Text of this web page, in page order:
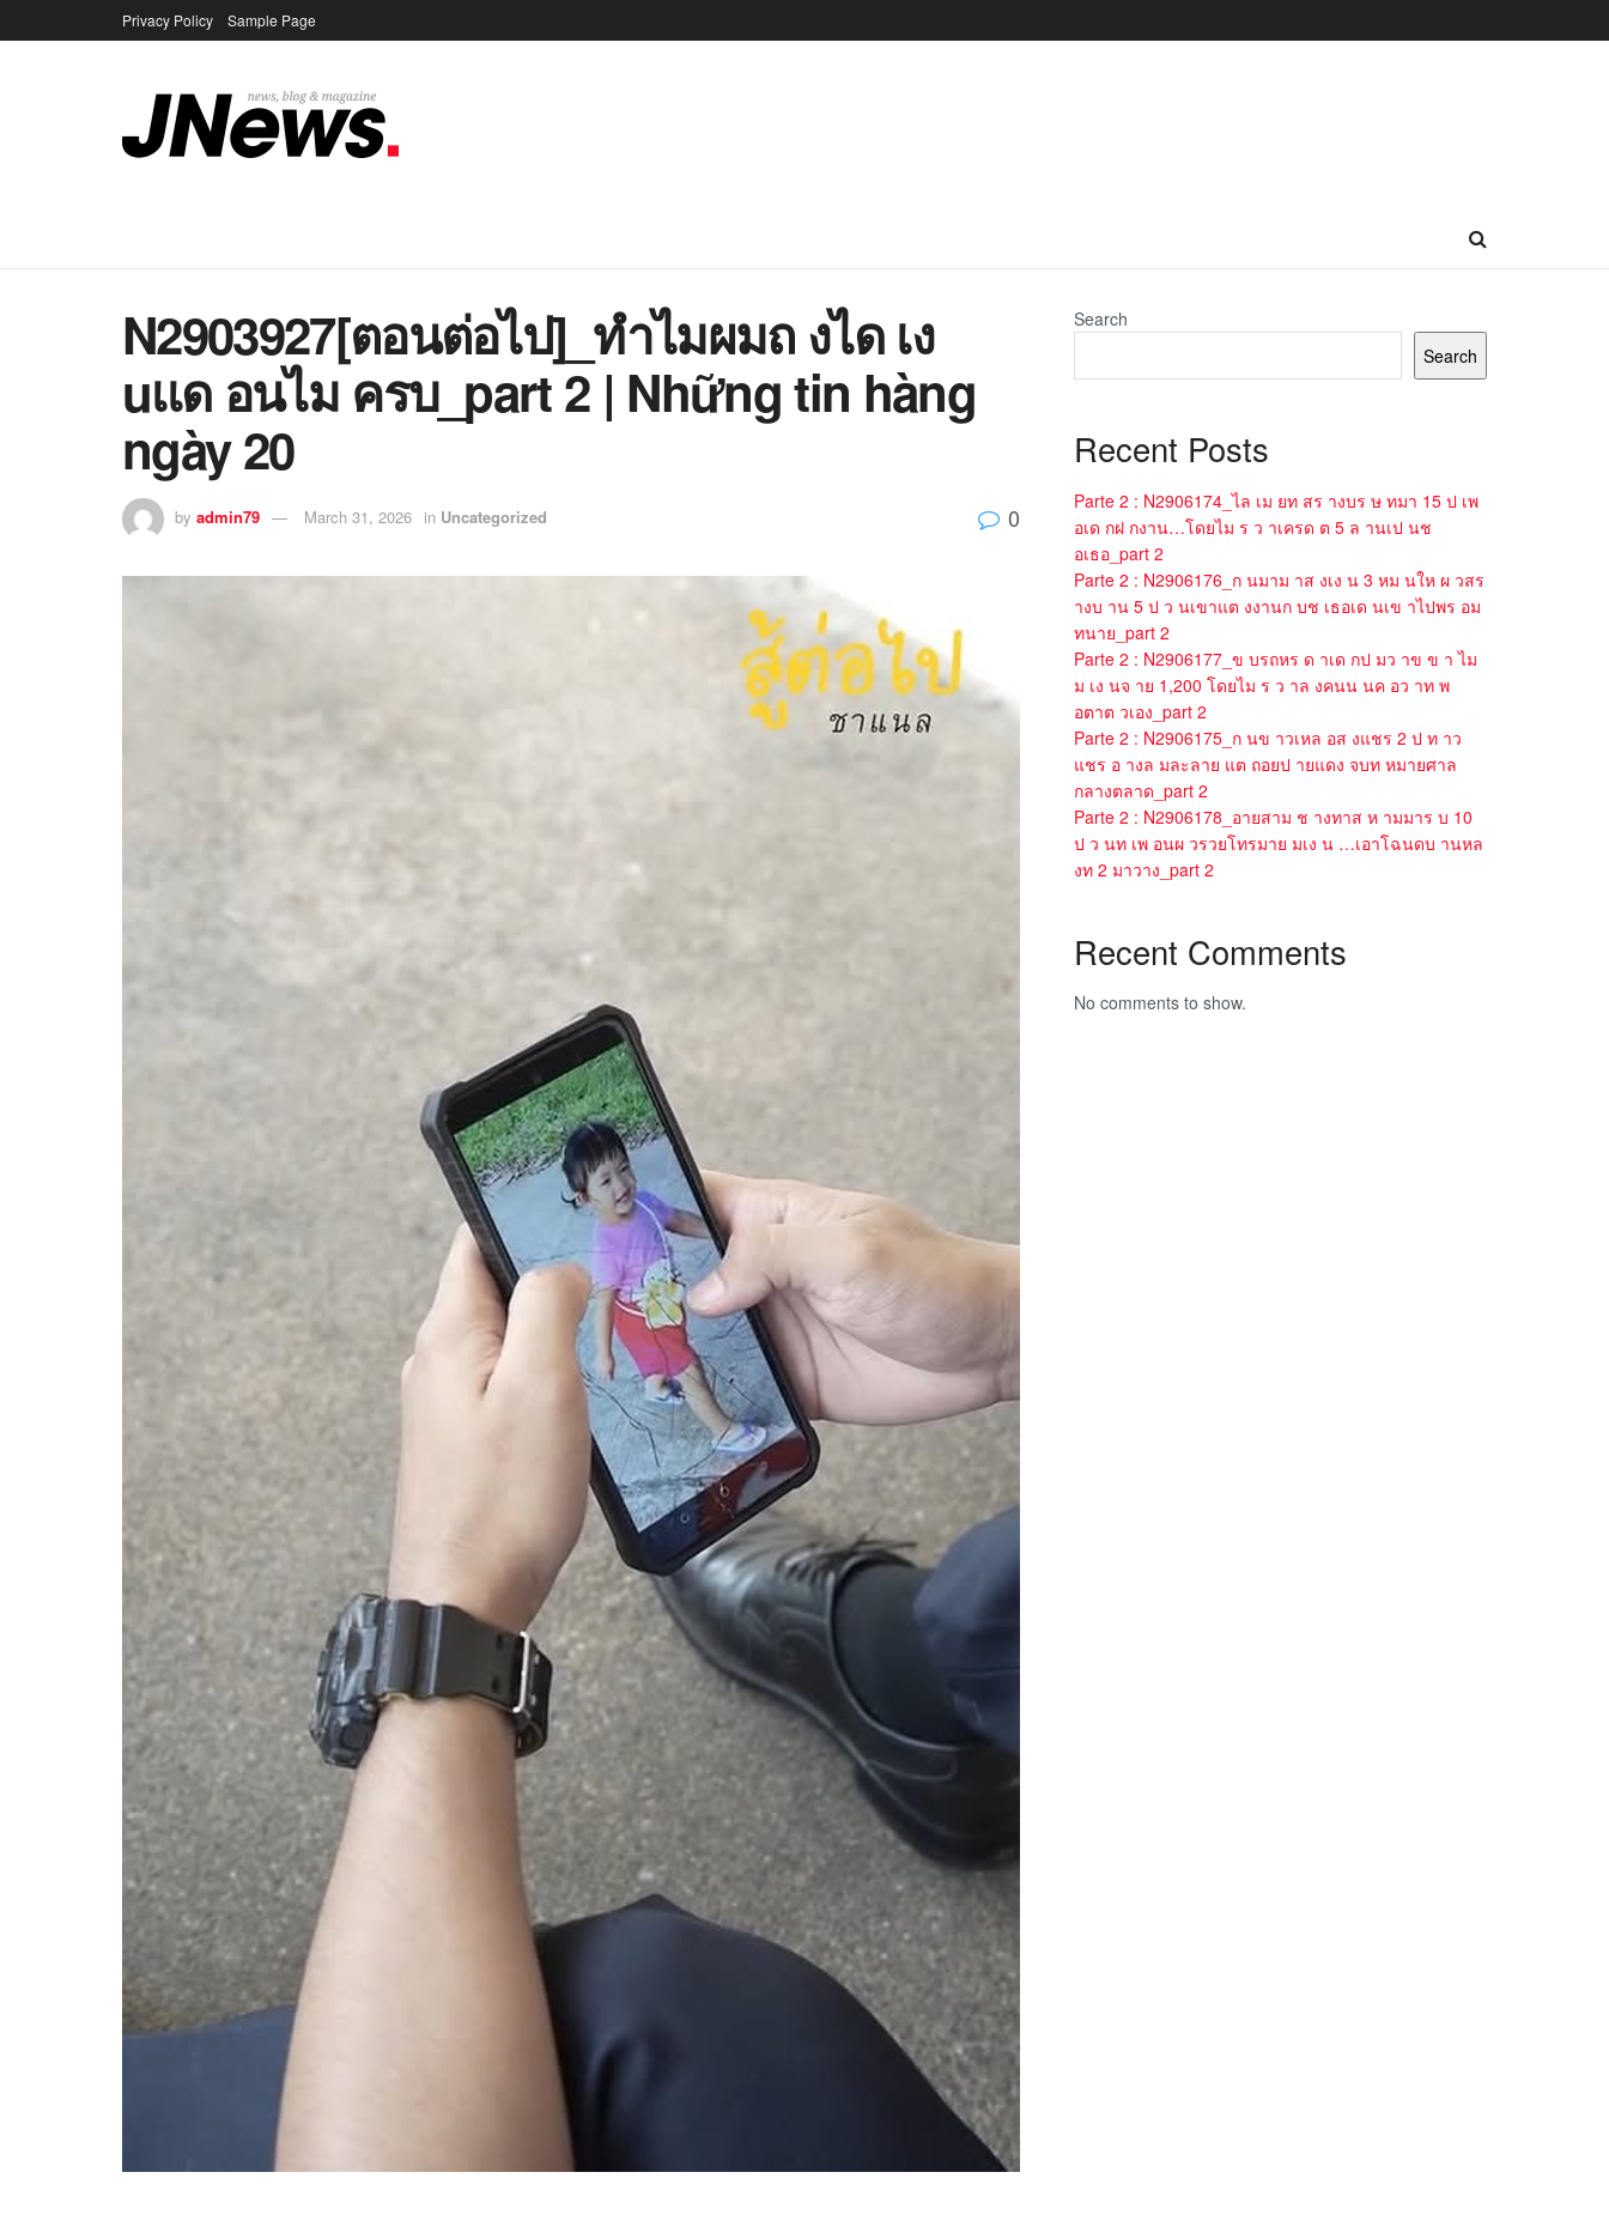
Privacy Policy Sample Page
N2903927[ตอนต่อไป]_ทำไมผมถ งได เง
uเเด อนไม ครบ_part 2 | Những tin hàng
ngày 20
by admin79 March 31, 2026 in Uncategorized 0
Search
Search
Recent Posts
Parte 2 : N2906174_ไล เม ยท สร างบร ษ ทมา 15 ป เพ
อเด กฝ กงาน…โดยไม ร ว าเครด ต 5 ล านเป นช
อเธอ_part 2
Parte 2 : N2906176_ก นมาม าส งเง น 3 หม นให ผ วสร
างบ าน 5 ป ว นเขาแต งงานก บช เธอเด นเข าไปพร อม
ทนาย_part 2
Parte 2 : N2906177_ข บรถหร ด าเด กป มว าข ข า ไม
ม เง นจ าย 1,200 โดยไม ร ว าล งคนน นค อว าท พ
อตาต วเอง_part 2
Parte 2 : N2906175_ก นข าวเหล อส งแชร 2 ป ท าว
แชร อ างล มละลาย แต ถอยป ายแดง จบท หมายศาล
กลางตลาด_part 2
Parte 2 : N2906178_อายสาม ช างทาส ห ามมาร บ 10
ป ว นท เพ อนผ วรวยโทรมาย มเง น …เอาโฉนดบ านหล
งท 2 มาวาง_part 2
Recent Comments
No comments to show.